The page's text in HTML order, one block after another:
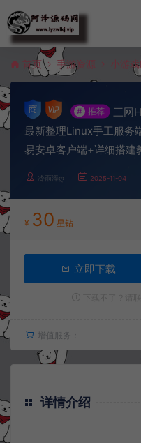
首页 手游资源 小游
# 推荐
三网
最新整理Linux手工服务
易安卓客户端+详细搭建
冷雨泽ღ 2025-11-04
¥ 30 星钻
立即下载
增值服务：
详情介绍